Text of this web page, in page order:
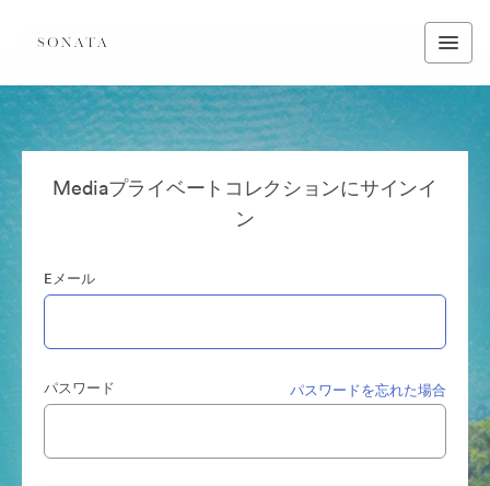
Mediaプライベートコレクションにサインイ
ン
Eメール
パスワード パスワードを忘れた場合